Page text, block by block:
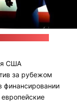
США
за рубежом
финансировании